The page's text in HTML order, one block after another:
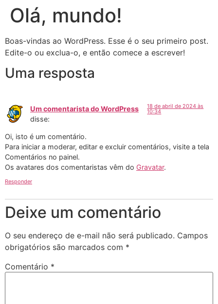
Olá, mundo!
Boas-vindas ao WordPress. Esse é o seu primeiro post.
Edite-o ou exclua-o, e então comece a escrever!
Uma resposta
Um comentarista do WordPress
disse:
18 de abril de 2024 às
10:34
Oi, isto é um comentário.
Para iniciar a moderar, editar e excluir comentários, visite a tela
Comentários no painel.
Os avatares dos comentaristas vêm do Gravatar.
Responder
Deixe um comentário
O seu endereço de e-mail não será publicado. Campos
obrigatórios são marcados com *
Comentário *